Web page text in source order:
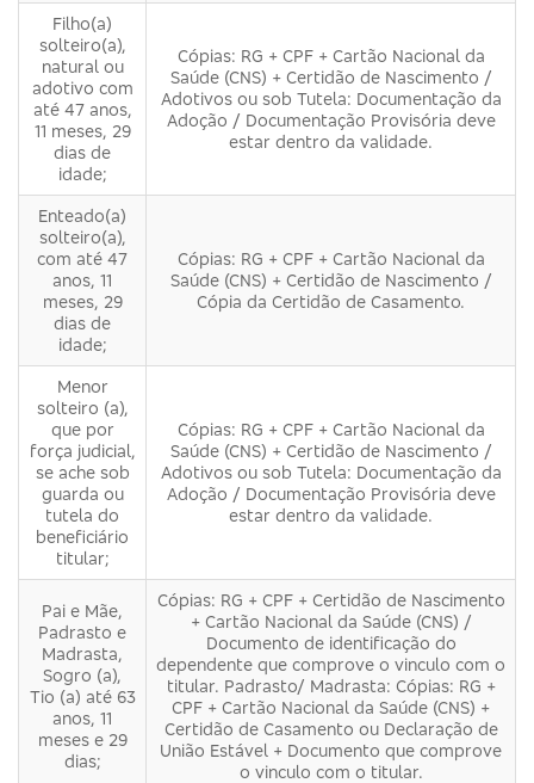
Filho(a)
solteiro(a),
natural ou
adotivo com
até 47 anos,
11 meses, 29
dias de
idade;
Cópias: RG + CPF + Cartão Nacional da
Saúde (CNS) + Certidão de Nascimento /
Adotivos ou sob Tutela: Documentação da
Adoção / Documentação Provisória deve
estar dentro da validade.
Enteado(a)
solteiro(a),
com até 47
anos, 11
meses, 29
dias de
idade;
Cópias: RG + CPF + Cartão Nacional da
Saúde (CNS) + Certidão de Nascimento /
Cópia da Certidão de Casamento.
Menor
solteiro (a),
que por
força judicial,
se ache sob
guarda ou
tutela do
beneficiário
titular;
Cópias: RG + CPF + Cartão Nacional da
Saúde (CNS) + Certidão de Nascimento /
Adotivos ou sob Tutela: Documentação da
Adoção / Documentação Provisória deve
estar dentro da validade.
Pai e Mãe,
Padrasto e
Madrasta,
Sogro (a),
Tio (a) até 63
anos, 11
meses e 29
dias;
Cópias: RG + CPF + Certidão de Nascimento
+ Cartão Nacional da Saúde (CNS) /
Documento de identificação do
dependente que comprove o vinculo com o
titular. Padrasto/ Madrasta: Cópias: RG +
CPF + Cartão Nacional da Saúde (CNS) +
Certidão de Casamento ou Declaração de
União Estável + Documento que comprove
o vinculo com o titular.